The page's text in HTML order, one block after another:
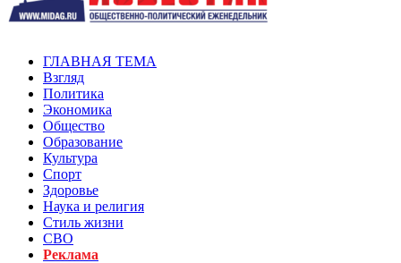
ГЛАВНАЯ ТЕМА
Взгляд
Политика
Экономика
Общество
Образование
Культура
Спорт
Здоровье
Наука и религия
Стиль жизни
СВО
Реклама